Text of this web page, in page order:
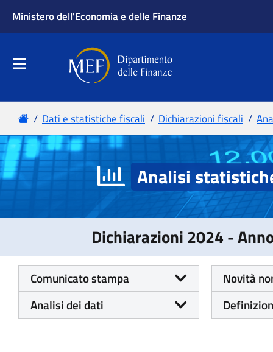
Analisi
Dichiarazioni 2024 -
Comunicato stampa
Novità
Analisi dei dati